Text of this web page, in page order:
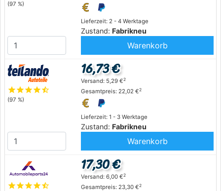
(97 %)
Lieferzeit: 2 - 4 Werktage
Zustand: Fabrikneu
Warenkorb
starstarstarstarstar_half
(97 %)
Lieferzeit: 1 - 3 Werktage
Zustand: Fabrikneu
16,73 €
Versand: 5,29 €2
Gesamtpreis: 22,02 €2
Warenkorb
starstarstarstarstar_half
17,30 €
Versand: 6,00 €2
Gesamtpreis: 23,30 €2